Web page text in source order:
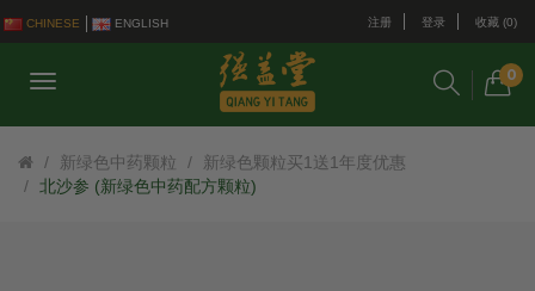
CHINESE ENGLISH 注册 登录 收藏 (0)
0
新绿色中药颗粒
新绿色颗粒买1送1年度优惠
北沙参 (新绿色中药配方颗粒)